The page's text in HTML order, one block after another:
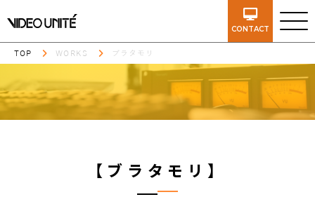
CONTACT
TOP WORKS ブラタモリ
【ブラタモリ】